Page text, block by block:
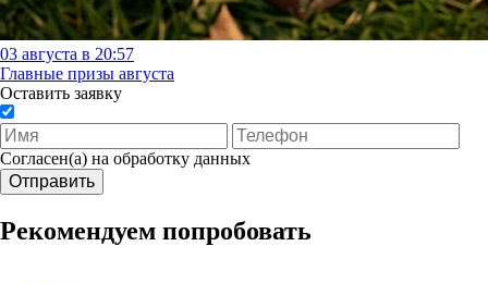
03 августа в 20:57
Главные призы августа
Оставить заявку
Согласен(а) на обработку данных
Отправить
Рекомендуем попробовать